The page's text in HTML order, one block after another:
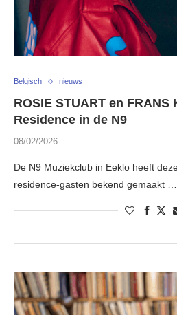
Belgisch nieuws
ROSIE STUART en
Residence in de N9
08/02/2026
De N9 Muziekclub in Eeklo heeft
residence-gasten bekend gemaakt …